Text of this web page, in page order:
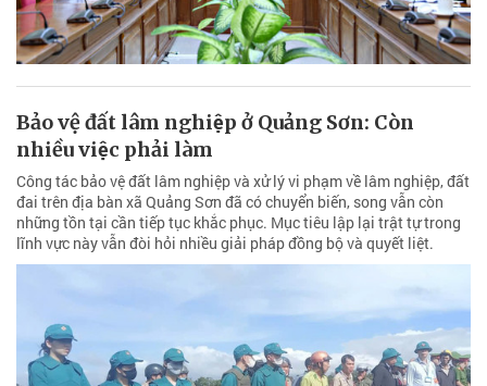
Bảo vệ đất lâm nghiệp ở Quảng Sơn: Còn
nhiều việc phải làm
Công tác bảo vệ đất lâm nghiệp và xử lý vi phạm về lâm nghiệp, đất
đai trên địa bàn xã Quảng Sơn đã có chuyển biến, song vẫn còn
những tồn tại cần tiếp tục khắc phục. Mục tiêu lập lại trật tự trong
lĩnh vực này vẫn đòi hỏi nhiều giải pháp đồng bộ và quyết liệt.